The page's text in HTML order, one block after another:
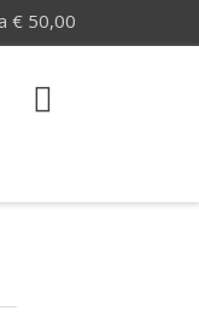
€ 50,00